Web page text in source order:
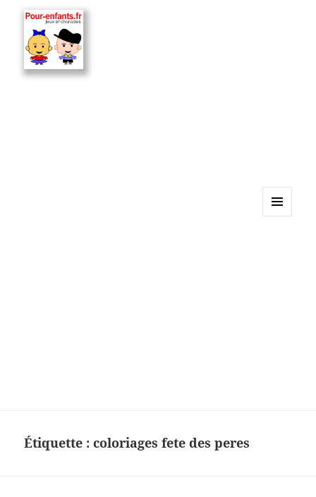
devinettes, pour enfants.
Étiquette :coloriages fete des peres